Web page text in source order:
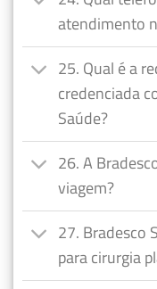
atendimento
25. Qual é a
credenciada
Saúde?
26. A
viagem?
27. Bradesco
para cirurgia